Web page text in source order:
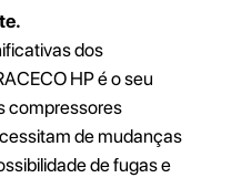
dos
HP é o seu
compressores
de mudanças
de fugas e